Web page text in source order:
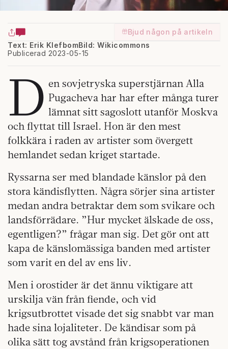
Bjud någon på artikeln
Text: Erik Klefbom
Publicerad 2023-05-15
Bild: Wikicommons
D en sovjetryska superstjärnan Alla
Pugacheva har har efter många turer
lämnat sitt sagoslott utanför Moskva
och flyttat till Israel. Hon är den mest
folkkära i raden av artister som övergett
hemlandet sedan kriget startade.
Ryssarna ser med blandade känslor på den
stora kändisflytten. Några sörjer sina artister
medan andra betraktar dem som svikare och
landsförrädare. ”Hur mycket älskade de oss,
egentligen?” frågar man sig. Det gör ont att
kapa de känslomässiga banden med artister
som varit en del av ens liv.
Men i orostider är det ännu viktigare att
urskilja vän från fiende, och vid
krigsutbrottet visade det sig snabbt var man
hade sina lojaliteter. De kändisar som på
olika sätt tog avstånd från krigsoperationen